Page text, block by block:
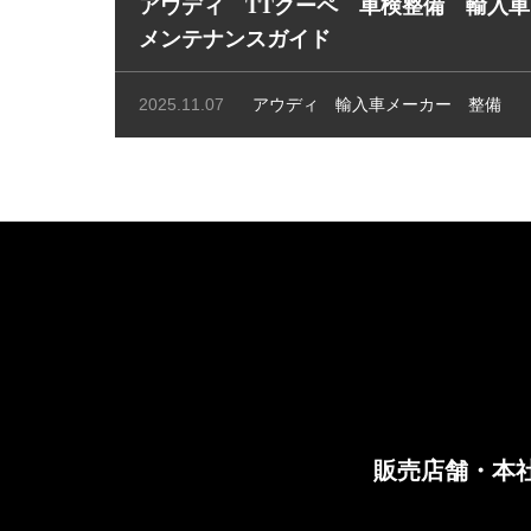
アウディ TTクーペ 車検整備 輸入車
メンテナンスガイド
2025.11.07 アウディ 輸入車メーカー 整備
販売店舗・本